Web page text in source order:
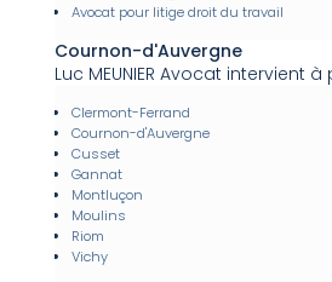
Avocat pour litige droit du travail
Cournon-d'Auvergne
Luc MEUNIER Avocat intervient
Clermont-Ferrand
Cournon-d'Auvergne
Cusset
Gannat
Montluçon
Moulins
Riom
Vichy